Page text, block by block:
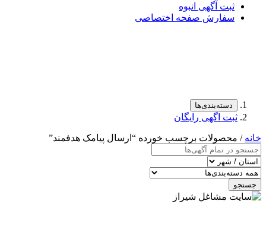
ثبت آگهی انبوه
سفارش صفحه اختصاصی
دسته‌بندی‌ها
ثبت اگهی رایگان
خانه / محصولات برچسب خورده “ارسال پیامک هدفمند”
جستجو